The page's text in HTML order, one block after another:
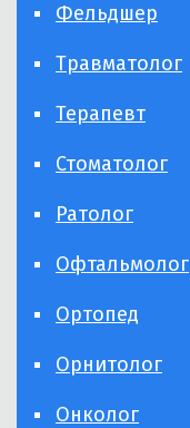
Фельдшер
Травматолог
Терапевт
Стоматолог
Ратолог
Офтальмолог
Ортопед
Орнитолог
Онколог